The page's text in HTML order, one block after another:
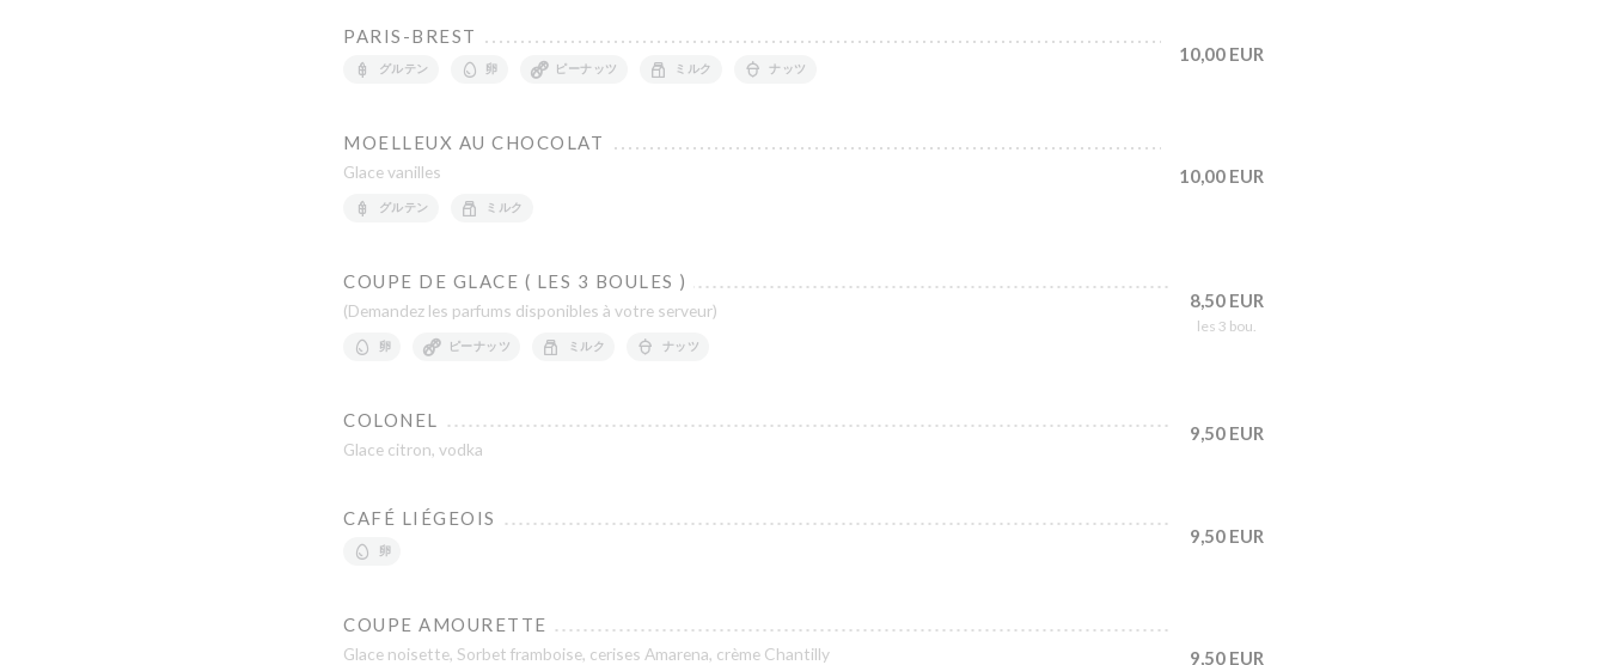
PARIS-BREST
グルテン 卵 ピーナッツ ミルク ナッツ
10,00 EUR
MOELLEUX AU CHOCOLAT
Glace vanilles
グルテン ミルク
10,00 EUR
COUPE DE GLACE ( LES 3 BOULES )
(Demandez les parfums disponibles à votre serveur)
卵 ピーナッツ ミルク ナッツ
8,50 EUR
les 3 bou.
COLONEL
Glace citron, vodka
9,50 EUR
CAFÉ LIÉGEOIS
卵
9,50 EUR
COUPE AMOURETTE
Glace noisette, Sorbet framboise, cerises Amarena, crème Chantilly 9,50 EUR